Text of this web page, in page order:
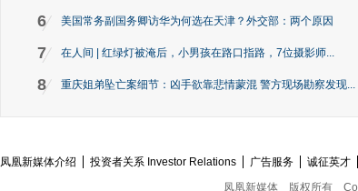
6 美国常务副国务卿访华为何选在天津？外交部：两个原因
7 在人间 | 红绿灯被淹后，小男孩在路口指路，7位摄影师...
8 重庆姐弟坠亡案细节：凶手欲靠悲情蒙混 警方现场勘察发现...
凤凰新媒体介绍 投资者关系 Investor Relations 广告服务 诚征英才
凤凰新媒体
版权所有